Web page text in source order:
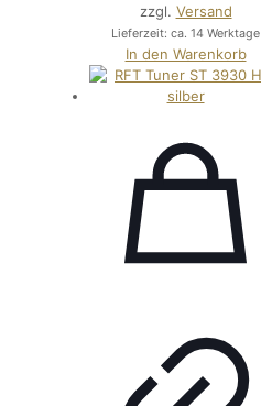
zzgl. Versand
Lieferzeit: ca. 14 Werktage
In den Warenkorb